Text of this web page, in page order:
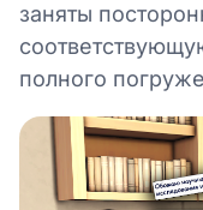
заняты
полного